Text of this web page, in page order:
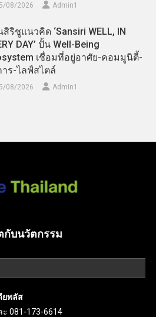
08/2026 Admin​1
ริชูแนวคิด ‘Sansiri WELL, IN
DAY’ ปั้น Well-Being
เชื่อมที่อยู่อาศัย-คอมมูนิตี้-
ร-ไลฟ์สไตล์
08/2026 Admin​1
บนวัตกรรม
ยพลัส
081-173-6614